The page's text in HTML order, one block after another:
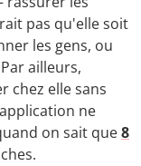
pas qu'elle soit
les gens, ou
ailleurs,
chez elle sans
ne
on sait que8